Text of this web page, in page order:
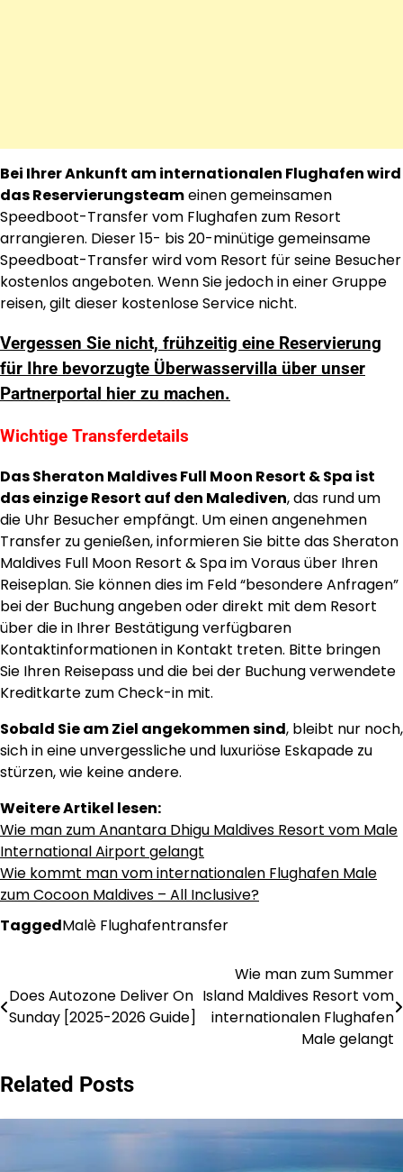
Bei Ihrer Ankunft am internationalen Flughafen wird
das Reservierungsteameinen gemeinsamen
Speedboot-Transfer vom Flughafen zum Resort
arrangieren. Dieser 15- bis 20-minütige gemeinsame
Speedboat-Transfer wird vom Resort für seine Besucher
kostenlos angeboten. Wenn Sie jedoch in einer Gruppe
reisen, gilt dieser kostenlose Service nicht.
Vergessen Sie nicht, frühzeitig eine Reservierung
für Ihre bevorzugte Überwasservilla über unser
Partnerportal hier zu machen.
Wichtige Transferdetails
Das Sheraton Maldives Full Moon Resort & Spa ist
das einzige Resort auf den Malediven, das rund um
die Uhr Besucher empfängt. Um einen angenehmen
Transfer zu genießen, informieren Sie bitte das Sheraton
Maldives Full Moon Resort & Spa im Voraus über Ihren
Reiseplan. Sie können dies im Feld “besondere Anfragen”
bei der Buchung angeben oder direkt mit dem Resort
über die in Ihrer Bestätigung verfügbaren
Kontaktinformationen in Kontakt treten. Bitte bringen
Sie Ihren Reisepass und die bei der Buchung verwendete
Kreditkarte zum Check-in mit.
Sobald Sie am Ziel angekommen sind, bleibt nur noch,
sich in eine unvergessliche und luxuriöse Eskapade zu
stürzen, wie keine andere.
Weitere Artikel lesen:
Wie man zum Anantara Dhigu Maldives Resort vom Male
International Airport gelangt
Wie kommt man vom internationalen Flughafen Male
zum Cocoon Maldives – All Inclusive?
TaggedMalè Flughafentransfer
navigation
Does Autozone Deliver On
Sunday [2025-2026 Guide]
Wie man zum Summer
Island Maldives Resort vom
internationalen Flughafen
Male gelangt
Related Posts